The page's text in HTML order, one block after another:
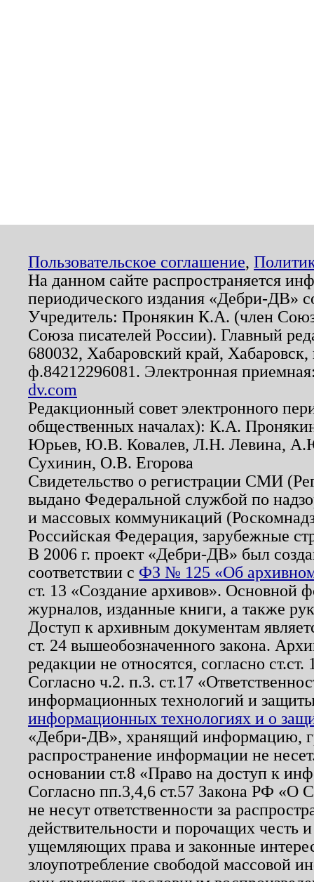
Пользовательское соглашение,
На данном сайте распространяется
периодического издания «Дебри-ДВ»
Учредитель: Пронякин К.А. (член
Союза писателей России). Главный
680032, Хабаровский край,
ф.84212296081. Электронная
dv.com
Редакционный совет электронного
общественных началах): К.А.
Юрьев, Ю.В. Ковалев, Л.Н. Левина,
Сухинин, О.В. Егорова
Свидетельство о регистрации СМИ
выдано Федеральной службой по
и массовых коммуникаций
Российская Федерация, зарубежные
В 2006 г. проект «Дебри-ДВ» был
соответствии с ФЗ № 125 «Об
ст. 13 «Создание архивов». Основной
журналов, изданные книги, а также
Доступ к архивным документам
ст. 24 вышеобозначенного закона.
редакции не относятся, согласно
Согласно ч.2. п.3. ст.17
информационных технологий и
информационных технологиях и о
«Дебри-ДВ», хранящий информацию,
распространение информации не
основании ст.8 «Право на доступ к
Согласно пп.3,4,6 ст.57 Закона РФ «О
не несут ответственности за
действительности и порочащих честь
ущемляющих права и законные
злоупотребление свободой массовой